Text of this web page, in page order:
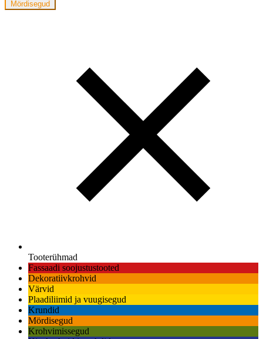
Mördisegud
Tooterühmad
Fassaadi soojustustooted
Dekoratiivkrohvid
Värvid
Plaadiliimid ja vuugisegud
Krundid
Mördisegud
Krohvimissegud